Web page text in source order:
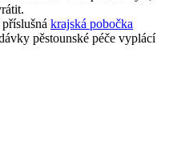
krajská pobočka
pěstounské péče vyplácí